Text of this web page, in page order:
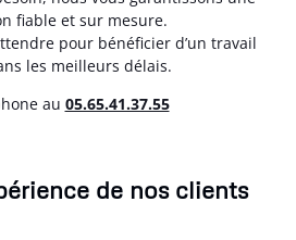
fiable et sur mesure.
pour bénéficier d’un travail
les meilleurs délais.
au 05.65.41.37.55
de nos clients